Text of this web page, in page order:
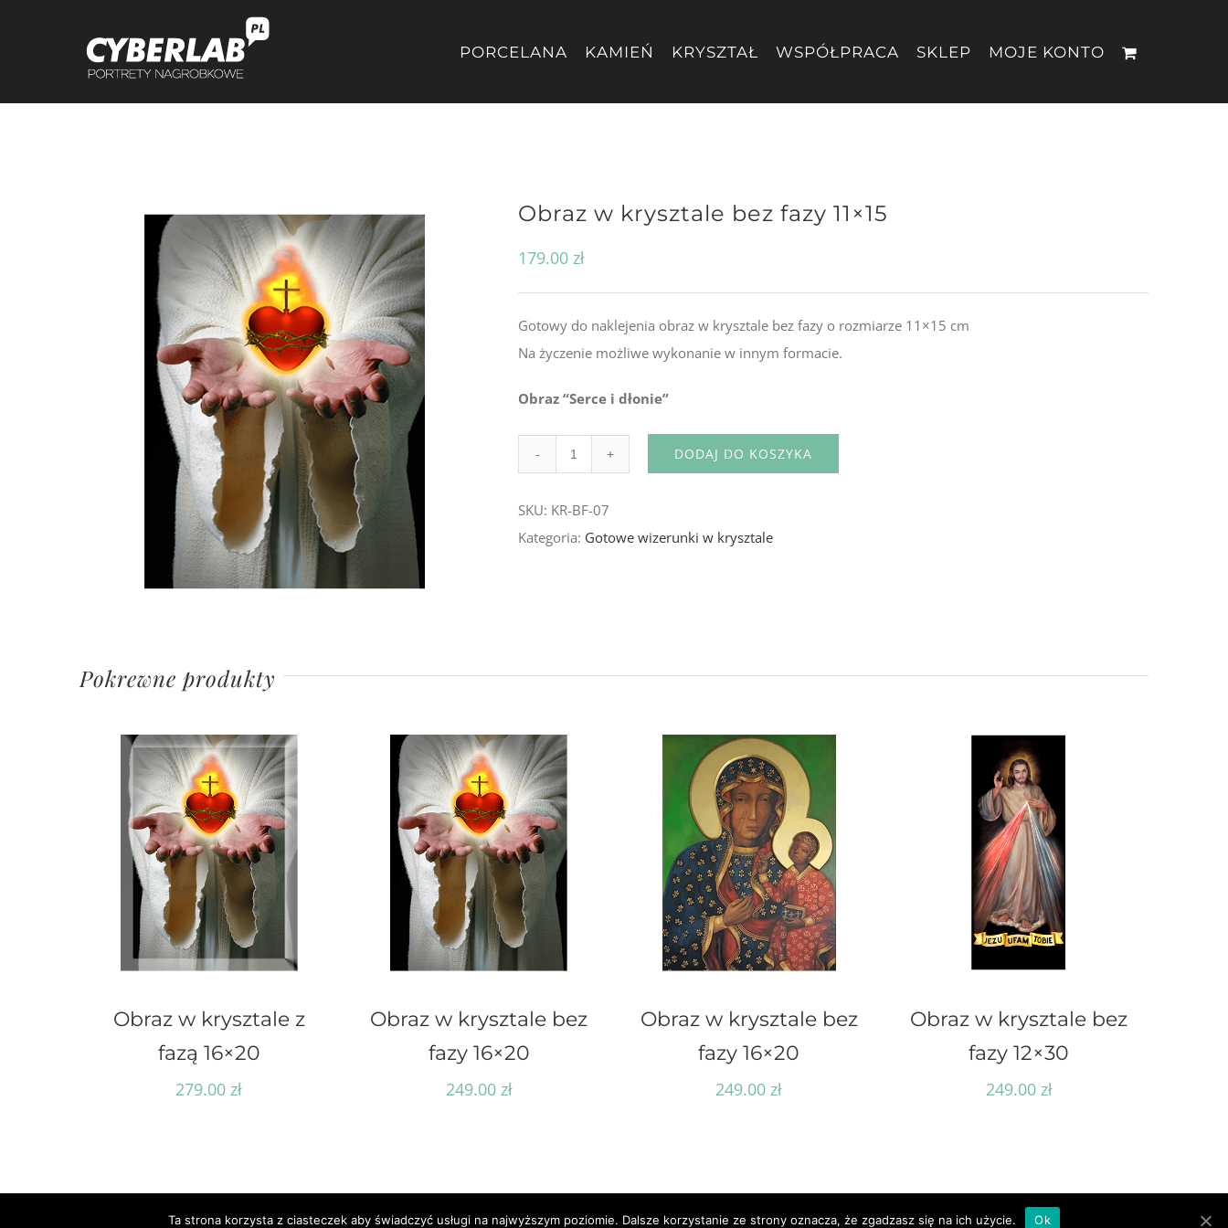
PORCELANA KAMIEŃ KRYSZTAŁ WSPÓŁPRACA SKLEP MOJE KONTO
Obraz w krysztale bez fazy 11×15
179.00 zł
Gotowy do naklejenia obraz w krysztale bez fazy o rozmiarze 11×15 cm
Na życzenie możliwe wykonanie w innym formacie.
Obraz “Serce i dłonie”
DODAJ DO KOSZYKA
SKU: KR-BF-07
Kategoria: Gotowe wizerunki w krysztale
Pokrewne produkty
Obraz w krysztale z
fazą 16×20
279.00 zł
Obraz w krysztale bez
fazy 16×20
249.00 zł
Obraz w krysztale bez
fazy 16×20
249.00 zł
Obraz w krysztale bez
fazy 12×30
249.00 zł
Ta strona korzysta z ciasteczek aby świadczyć usługi na najwyższym poziomie. Dalsze korzystanie ze strony oznacza, że zgadzasz się na ich użycie. Ok